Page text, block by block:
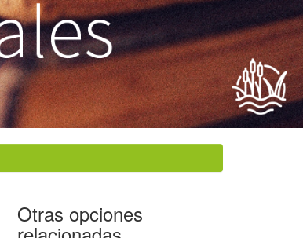
Otras opciones